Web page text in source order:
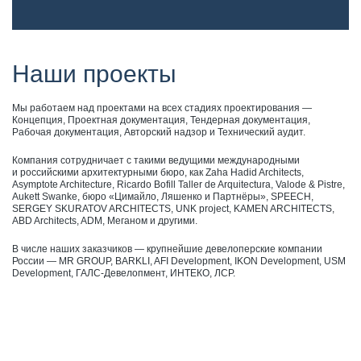
Наши проекты
Мы работаем над проектами на всех стадиях проектирования —
Концепция, Проектная документация, Тендерная документация,
Рабочая документация, Авторский надзор и Технический аудит.
Компания сотрудничает с такими ведущими международными
и российскими архитектурными бюро, как Zaha Hadid Architects,
Asymptote Architecture, Ricardo Bofill Taller de Arquitectura, Valode & Pistre,
Aukett Swanke, бюро «Цимайло, Ляшенко и Партнёры», SPEECH,
SERGEY SKURATOV ARCHITECTS, UNK project, KAMEN ARCHITECTS,
ABD Architects, ADM, Меганом и другими.
В числе наших заказчиков — крупнейшие девелоперские компании
России — MR GROUP, BARKLI, AFI Development, IKON Development, USM
Development, ГАЛС-Девелопмент, ИНТЕКО, ЛСР.